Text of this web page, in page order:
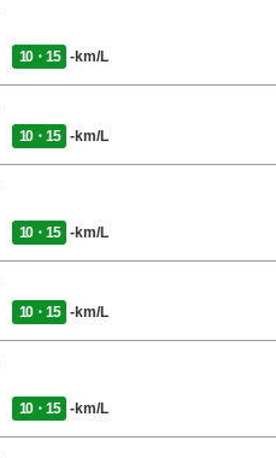
10・15 -km/L
10・15 -km/L
10・15 -km/L
10・15 -km/L
10・15 -km/L